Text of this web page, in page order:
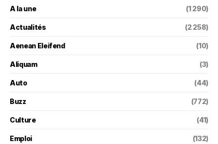
A la une (1 290)
Actualités (2 258)
Aenean Eleifend (10)
Aliquam (3)
Auto (44)
Buzz (772)
Culture (41)
Emploi (132)